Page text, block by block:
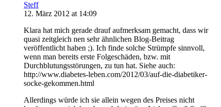
Steff
12. März 2012 at 14:09
Klara hat mich gerade drauf aufmerksam gemacht, dass wir
quasi zeitgleich nen sehr ähnlichen Blog-Beitrag
veröffentlicht haben ;). Ich finde solche Strümpfe sinnvoll,
wenn man bereits erste Folgeschäden, bzw. mit
Durchblutungsstörungen, zu tun hat. Siehe auch:
http://www.diabetes-leben.com/2012/03/auf-die-diabetiker-
socke-gekommen.html
Allerdings würde ich sie allein wegen des Preises nicht